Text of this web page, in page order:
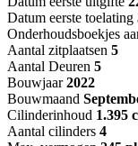
Datum eerste toelating
Onderhoudsboekjes
Aantal zitplaatsen 5
Aantal Deuren 5
Bouwjaar 2022
Bouwmaand
Cilinderinhoud 1.395
Aantal cilinders 4